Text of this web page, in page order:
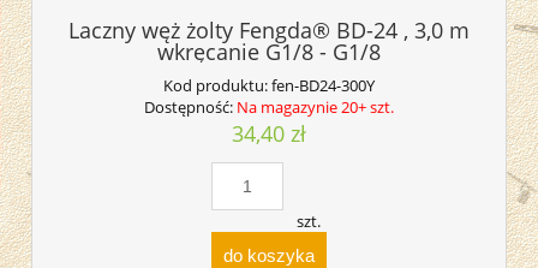
Laczny węż żolty Fengda® BD-24 , 3,0 m
wkręcanie G1/8 - G1/8
Kod produktu:fen-BD24-300Y
Dostępność: Na magazynie 20+ szt.
34,40 zł
szt.
do koszyka